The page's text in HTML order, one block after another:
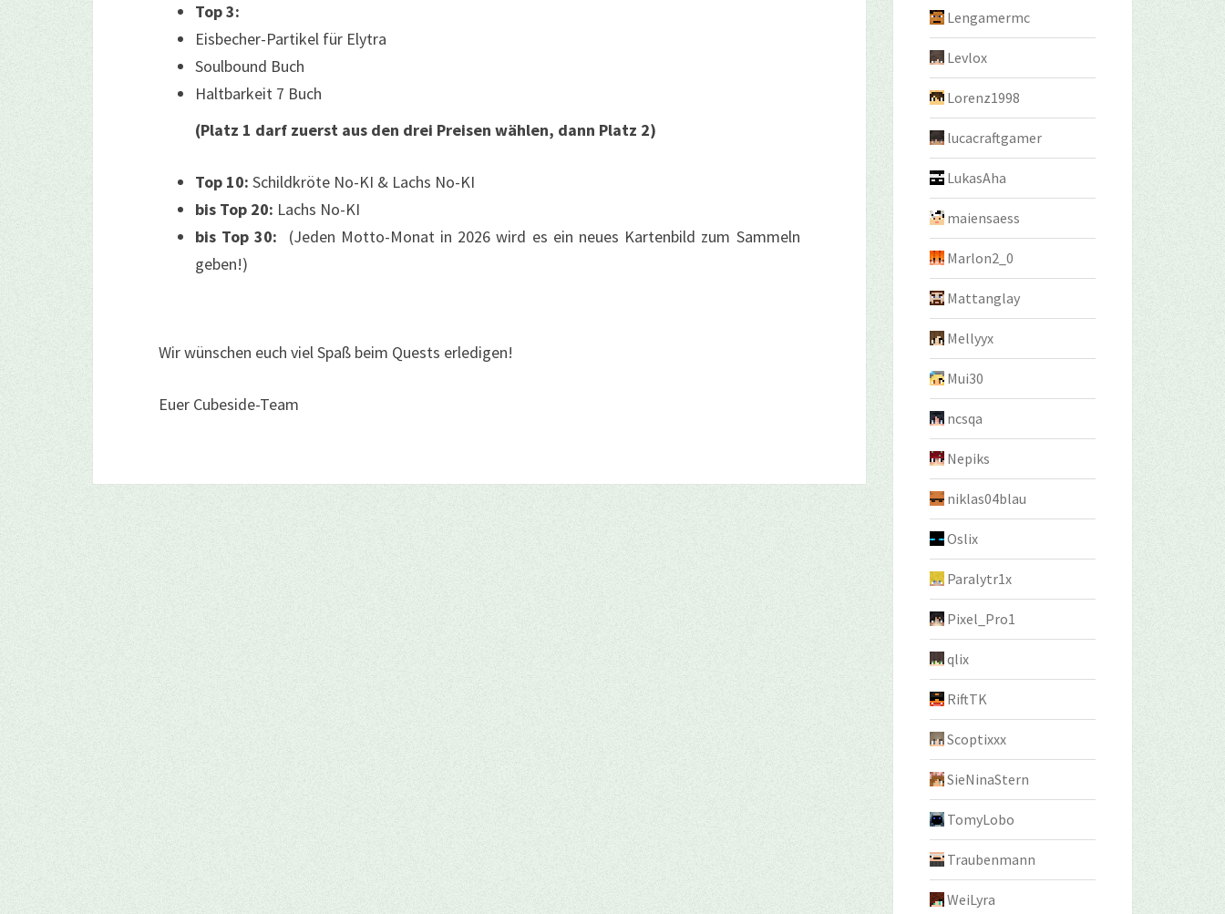
Top 3:
Eisbecher-Partikel für Elytra
Soulbound Buch
Haltbarkeit 7 Buch
(Platz 1 darf zuerst aus den drei Preisen wählen, dann Platz 2)
Top 10: Schildkröte No-KI & Lachs No-KI
bis Top 20: Lachs No-KI
bis Top 30: (Jeden Motto-Monat in 2026 wird es ein neues Kartenbild zum Sammeln
geben!)
Wir wünschen euch viel Spaß beim Quests erledigen!
Euer Cubeside-Team
Lengamermc
Levlox
Lorenz1998
lucacraftgamer
LukasAha
maiensaess
Marlon2_0
Mattanglay
Mellyyx
Mui30
ncsqa
Nepiks
niklas04blau
Oslix
Paralytr1x
Pixel_Pro1
qlix
RiftTK
Scoptixxx
SieNinaStern
TomyLobo
Traubenmann
WeiLyra